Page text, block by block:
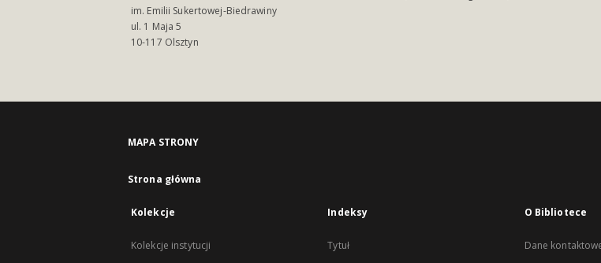
im. Emilii Sukertowej-Biedrawiny
ul. 1 Maja 5
10-117 Olsztyn
MAPA STRONY
Strona główna
Kolekcje
Kolekcje instytucji
Indeksy
Tytuł
O Bibliotece
Dane